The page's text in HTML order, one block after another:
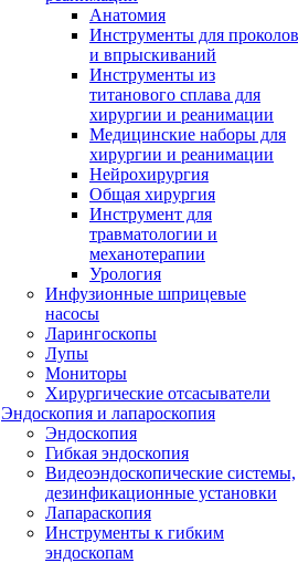
Анатомия
Инструменты для проколов
и впрыскиваний
Инструменты из
титанового сплава для
хирургии и реанимации
Медицинские наборы для
хирургии и реанимации
Нейрохирургия
Общая хирургия
Инструмент для
травматологии и
механотерапии
Урология
Инфузионные шприцевые
насосы
Ларингоскопы
Лупы
Мониторы
Хирургические отсасыватели
Эндоскопия и лапароскопия
Эндоскопия
Гибкая эндоскопия
Видеоэндоскопические системы,
дезинфикационные установки
Лапараскопия
Инструменты к гибким
эндоскопам